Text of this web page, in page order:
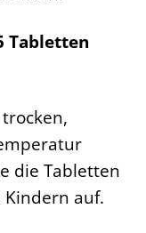
Tabletten
die Tabletten
auf.